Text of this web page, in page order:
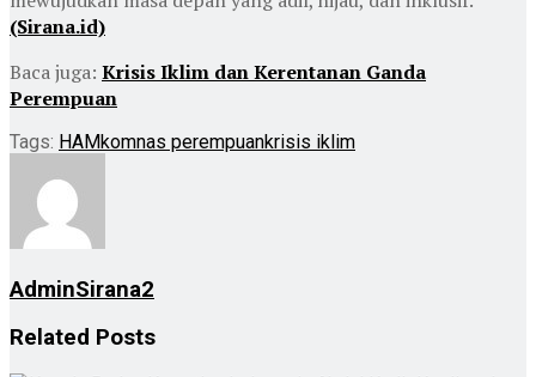
(Sirana.id)
Baca juga: Krisis Iklim dan Kerentanan Ganda
Perempuan
Tags: HAMkomnas perempuankrisis iklim
AdminSirana2
Related Posts